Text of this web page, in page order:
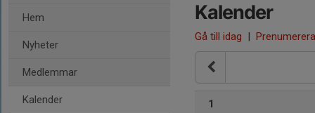
Hem
Nyheter
Medlemmar
Kalender
Kalender
Gå till idag | Prenumerera
1